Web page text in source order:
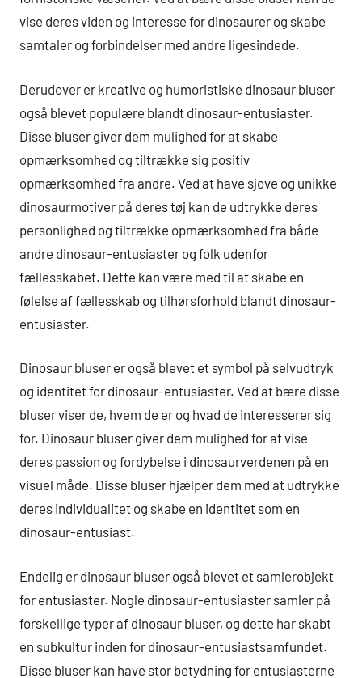
vise deres viden og interesse for dinosaurer og skabe
samtaler og forbindelser med andre ligesindede.
Derudover er kreative og humoristiske dinosaur bluser
også blevet populære blandt dinosaur-entusiaster.
Disse bluser giver dem mulighed for at skabe
opmærksomhed og tiltrække sig positiv
opmærksomhed fra andre. Ved at have sjove og unikke
dinosaurmotiver på deres tøj kan de udtrykke deres
personlighed og tiltrække opmærksomhed fra både
andre dinosaur-entusiaster og folk udenfor
fællesskabet. Dette kan være med til at skabe en
følelse af fællesskab og tilhørsforhold blandt dinosaur-
entusiaster.
Dinosaur bluser er også blevet et symbol på selvudtryk
og identitet for dinosaur-entusiaster. Ved at bære disse
bluser viser de, hvem de er og hvad de interesserer sig
for. Dinosaur bluser giver dem mulighed for at vise
deres passion og fordybelse i dinosaurverdenen på en
visuel måde. Disse bluser hjælper dem med at udtrykke
deres individualitet og skabe en identitet som en
dinosaur-entusiast.
Endelig er dinosaur bluser også blevet et samlerobjekt
for entusiaster. Nogle dinosaur-entusiaster samler på
forskellige typer af dinosaur bluser, og dette har skabt
en subkultur inden for dinosaur-entusiastsamfundet.
Disse bluser kan have stor betydning for entusiasterne